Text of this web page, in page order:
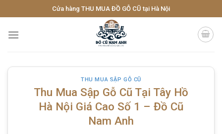
to
content
Cửa hàng THU MUA ĐỒ GỖ CŨ tại Hà Nội
THU MUA SẬP GỖ CŨ
Thu Mua Sập Gỗ Cũ Tại Tây Hồ
Hà Nội Giá Cao Số 1 – Đồ Cũ
Nam Anh